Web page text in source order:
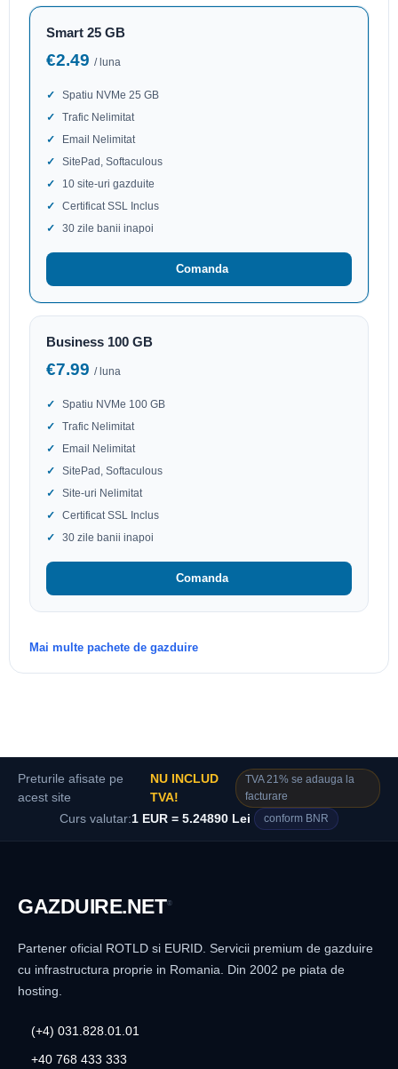
Smart 25 GB
€2.49 / luna
Spatiu NVMe 25 GB
Trafic Nelimitat
Email Nelimitat
SitePad, Softaculous
10 site-uri gazduite
Certificat SSL Inclus
30 zile banii inapoi
Comanda
Business 100 GB
€7.99 / luna
Spatiu NVMe 100 GB
Trafic Nelimitat
Email Nelimitat
SitePad, Softaculous
Site-uri Nelimitat
Certificat SSL Inclus
30 zile banii inapoi
Comanda
Mai multe pachete de gazduire
Preturile afisate pe
acest site
NU INCLUD
TVA!
TVA 21% se adauga la
facturare
Curs valutar:1 EUR = 5.24890 Lei conform BNR
GAZDUIRE.NET®
Partener oficial ROTLD si EURID. Servicii premium de gazduire
cu infrastructura proprie in Romania. Din 2002 pe piata de
hosting.
(+4) 031.828.01.01
+40 768 433 333